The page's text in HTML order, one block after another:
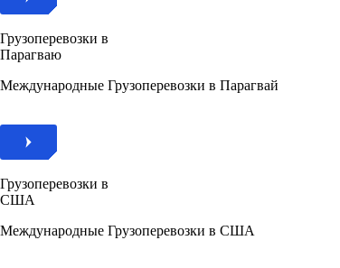
Грузоперевозки в
Парагваю
Международные Грузоперевозки в Парагвай
Грузоперевозки в
США
Международные Грузоперевозки в США